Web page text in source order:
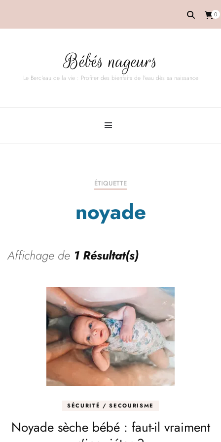
0
Bébés nageurs
Le Berc'eau de la vie : Profiter des bienfaits de l'eau dès sa naissance
ÉTIQUETTE
noyade
Affichage de 1 Résultat(s)
SÉCURITÉ / SECOURISME
Noyade sèche bébé : faut-il vraiment